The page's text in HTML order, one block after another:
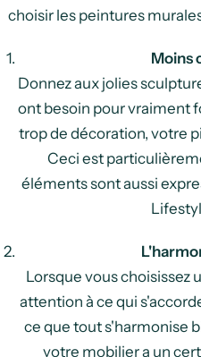
choisir les peintures
Moins
Donnez aux jolies
ont besoin pour vraiment
trop de décoration, votre
Ceci est
éléments sont aussi
Lorsque vous choisissez
attention à ce qui
ce que tout s'harmonise
votre mobilier a un